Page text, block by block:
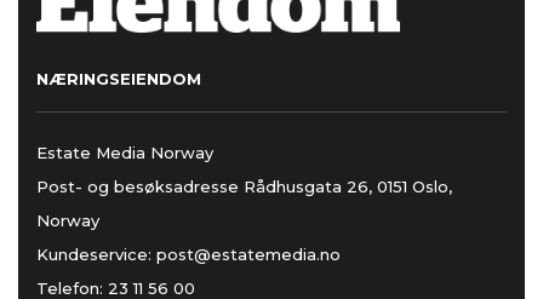
NÆRINGSEIENDOM
Estate Media Norway
Post- og besøksadresse Rådhusgata 26, 0151 Oslo,
Norway
Kundeservice: post@estatemedia.no
Telefon: 23 11 56 00